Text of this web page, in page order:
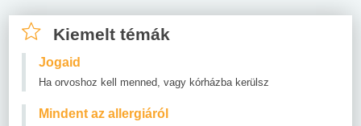
Kiemelt témák
Jogaid
Ha orvoshoz kell menned, vagy kórházba kerülsz
Mindent az allergiáról